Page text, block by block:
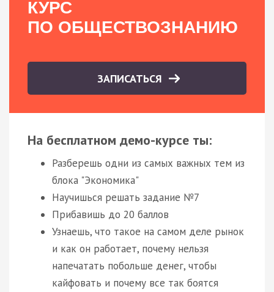
КУРС
ПО ОБЩЕСТВОЗНАНИЮ
ЗАПИСАТЬСЯ
На бесплатном демо-курсе ты:
Разберешь одни из самых важных тем из
блока "Экономика"
Научишься решать задание №7
Прибавишь до 20 баллов
Узнаешь, что такое на самом деле рынок
и как он работает, почему нельзя
напечатать побольше денег, чтобы
кайфовать и почему все так боятся